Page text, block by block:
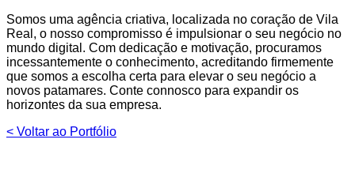
Somos uma agência criativa, localizada no coração de Vila
Real, o nosso compromisso é impulsionar o seu negócio no
mundo digital. Com dedicação e motivação, procuramos
incessantemente o conhecimento, acreditando firmemente
que somos a escolha certa para elevar o seu negócio a
novos patamares. Conte connosco para expandir os
horizontes da sua empresa.
< Voltar ao Portfólio